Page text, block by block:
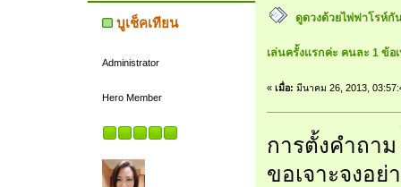
บูเช็คเทียน
Administrator
Hero Member
ดูดวงด้วยไพ่ฟาโรห์กั
เล่นครั้งแรกค่ะ คนละ 1 ข้อ
« เมื่อ: มีนาคม 26, 2013,
การตั้งคำถา
ขอเจาะจงอ